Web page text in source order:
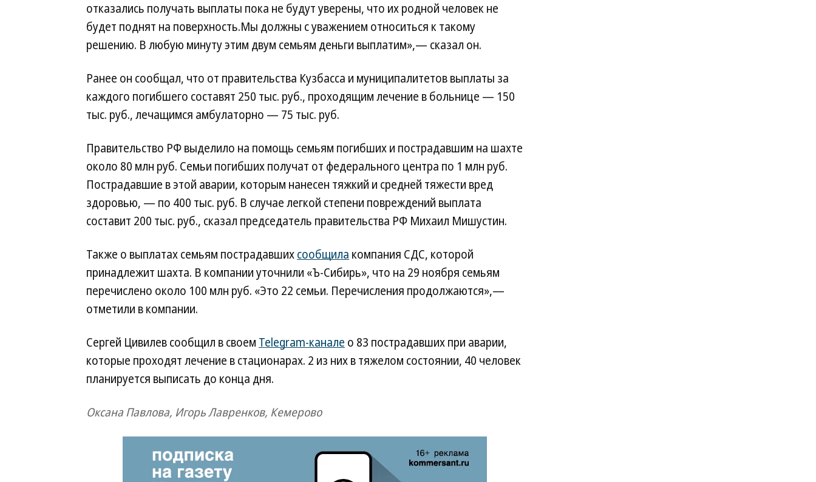
отказались получать выплаты пока не будут уверены, что их родной человек не
будет поднят на поверхность.Мы должны с уважением относиться к такому
решению. В любую минуту этим двум семьям деньги выплатим»,— сказал он.
Ранее он сообщал, что от правительства Кузбасса и муниципалитетов выплаты за
каждого погибшего составят 250 тыс. руб., проходящим лечение в больнице — 150
тыс. руб., лечащимся амбулаторно — 75 тыс. руб.
Правительство РФ выделило на помощь семьям погибших и пострадавшим на шахте
около 80 млн руб. Семьи погибших получат от федерального центра по 1 млн руб.
Пострадавшие в этой аварии, которым нанесен тяжкий и средней тяжести вред
здоровью, — по 400 тыс. руб. В случае легкой степени повреждений выплата
составит 200 тыс. руб., сказал председатель правительства РФ Михаил Мишустин.
Также о выплатах семьям пострадавшихсообщила компания СДС, которой
принадлежит шахта. В компании уточнили «Ъ-Сибирь», что на 29 ноября семьям
перечислено около 100 млн руб. «Это 22 семьи. Перечисления продолжаются»,—
отметили в компании.
Сергей Цивилев сообщил в своем Telegram-канале о 83 пострадавших при аварии,
которые проходят лечение в стационарах. 2 из них в тяжелом состоянии, 40 человек
планируется выписать до конца дня.
Оксана Павлова, Игорь Лавренков, Кемерово